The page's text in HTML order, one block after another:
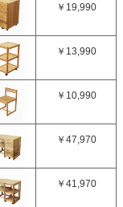
￥19,990
￥13,990
￥10,990
￥47,970
￥41,970